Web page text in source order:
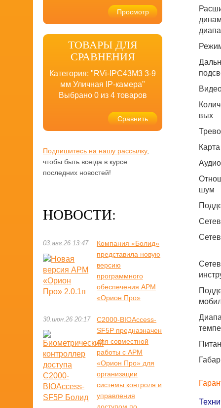
вых
Аудио
шум
Просмотр
ТОВАРЫ ДЛЯ
СРАВНЕНИЯ
Категория: "RVi-IPC43M3 3-9
мм Уличная IP-камера"
Выбрано 0из 4 товаров
Сравнить
Подпишитесь на нашу рассылку,
чтобы быть всегда в курсе
последних новостей!
НОВОСТИ:
03.авг.26 13:47
Компания «Болид»
представила новую
версию
программного
обеспечения АРМ
«Орион Про»
30.июн.26 20:17
С2000-BIOAccess-
SF5P предназначен
для совместной
работы с АРМ
«Орион Про» для
организации
системы контроля и
управления